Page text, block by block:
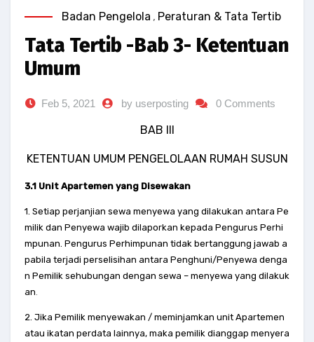
Badan Pengelola , Peraturan & Tata Tertib
Tata Tertib -Bab 3- Ketentuan
Umum
Feb 5, 2021 by userposting 0 Comments
BAB III
KETENTUAN UMUM PENGELOLAAN RUMAH SUSUN
3.1 Unit Apartemen yang Disewakan
1. Setiap perjanjian sewa menyewa yang dilakukan antara Pe
milik dan Penyewa wajib dilaporkan kepada Pengurus Perhi
mpunan. Pengurus Perhimpunan tidak bertanggung jawab a
pabila terjadi perselisihan antara Penghuni/Penyewa denga
n Pemilik sehubungan dengan sewa – menyewa yang dilakuk
an.
2. Jika Pemilik menyewakan / meminjamkan unit Apartemen
atau ikatan perdata lainnya, maka pemilik dianggap menyera